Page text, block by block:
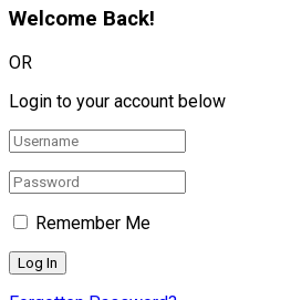
Welcome Back!
OR
Login to your account below
Remember Me